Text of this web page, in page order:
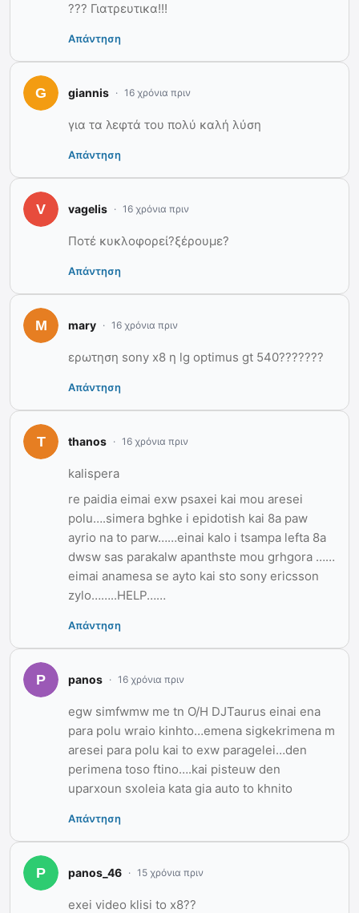
??? Γιατρευτικα!!!
Απάντηση
giannis 16 χρόνια πριν
για τα λεφτά του πολύ καλή λύση
Απάντηση
vagelis 16 χρόνια πριν
Ποτέ κυκλοφορεί?ξέρουμε?
Απάντηση
mary 16 χρόνια πριν
ερωτηση sony x8 η lg optimus gt 540???????
Απάντηση
thanos 16 χρόνια πριν
kalispera
re paidia eimai exw psaxei kai mou aresei
polu….simera bghke i epidotish kai 8a paw
ayrio na to parw……einai kalo i tsampa lefta 8a
dwsw sas parakalw apanthste mou grhgora ……
eimai anamesa se ayto kai sto sony ericsson
zylo……..HELP……
Απάντηση
panos 16 χρόνια πριν
egw simfwmw me tn Ο/Η DJTaurus einai ena
para polu wraio kinhto…emena sigkekrimena m
aresei para polu kai to exw paragelei…den
perimena toso ftino….kai pisteuw den
uparxoun sxoleia kata gia auto to khnito
Απάντηση
panos_46 15 χρόνια πριν
exei video klisi to x8??